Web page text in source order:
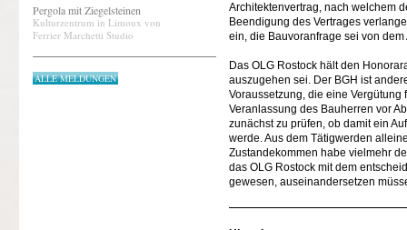
Pergola mit Ziegelsteinen
Kulturzentrum in Limoux von
Ferrier Marchetti Studio
ALLE MELDUNGEN
Architektenvertrag, nach welchem
Beendigung des Vertrages
ein, die Bauvoranfrage sei von
Das OLG Rostock hält den
auszugehen sei. Der BGH ist
Voraussetzung, die eine
Veranlassung des Bauherren vor
zunächst zu prüfen, ob damit ein
werde. Aus dem Tätigwerden
Zustandekommen habe vielmehr
das OLG Rostock mit dem
gewesen, auseinandersetzen